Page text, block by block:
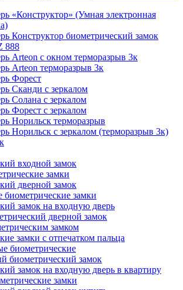
«Конструктор» (Умная электронная
Конструктор биометрический замок
888
Arteon с окном терморазрыв 3к
Arteon терморазрыв 3к
Форест
Сканди с зеркалом
Солана с зеркалом
Форест с зеркалом
Норильск терморазрыв
Норильск с зеркалом (терморазрыв 3к)
входной замок
замки
дверной замок
замки
замок на входную дверь
дверной замок
замком
замки с отпечатком пальца
биометрические
биометрический замок
замок на входную дверь в квартиру
замки